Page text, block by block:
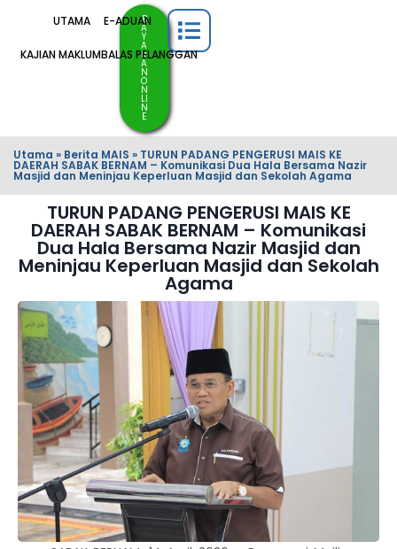
UTAMA E-ADUAN
KAJIAN MAKLUMBALAS PELANGGAN
B
A
Y
A
R
A
N
O
N
LI
N
E
Utama » Berita MAIS » TURUN PADANG PENGERUSI MAIS KE
DAERAH SABAK BERNAM – Komunikasi Dua Hala Bersama Nazir
Masjid dan Meninjau Keperluan Masjid dan Sekolah Agama
TURUN PADANG PENGERUSI MAIS KE
DAERAH SABAK BERNAM – Komunikasi
Dua Hala Bersama Nazir Masjid dan
Meninjau Keperluan Masjid dan Sekolah
Agama